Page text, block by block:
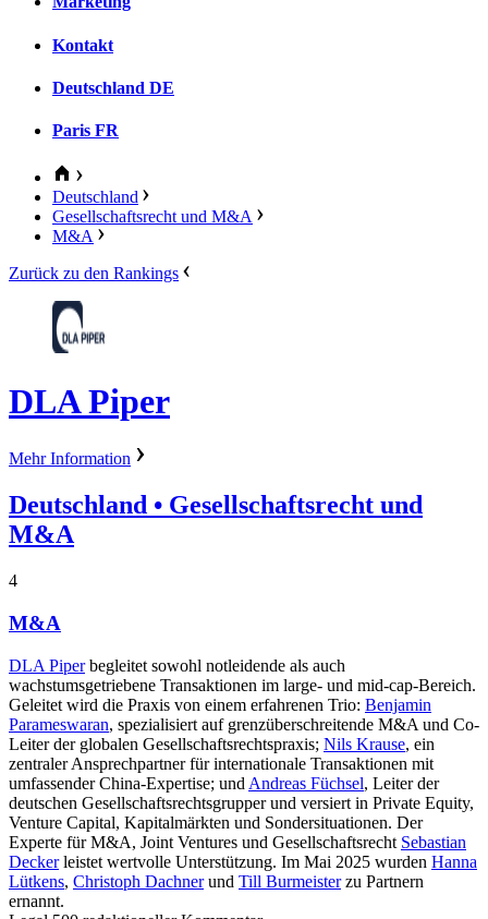
Kontakt
Deutschland DE
Paris FR
Deutschland
Gesellschaftsrecht und M&A
M&A
Zurück zu den Rankings
DLA Piper
Mehr Information
Deutschland • Gesellschaftsrecht und
M&A
4
M&A
DLA Piperbegleitet sowohl notleidende als auch
wachstumsgetriebene Transaktionen im large- und mid-cap-Bereich.
Geleitet wird die Praxis von einem erfahrenen Trio: Benjamin
Parameswaran, spezialisiert auf grenzüberschreitende M&A und Co-
Leiter der globalen Gesellschaftsrechtspraxis; Nils Krause, ein
zentraler Ansprechpartner für internationale Transaktionen mit
umfassender China-Expertise; und Andreas Füchsel, Leiter der
deutschen Gesellschaftsrechtsgrupper und versiert in Private Equity,
Venture Capital, Kapitalmärkten und Sondersituationen. Der
Experte für M&A, Joint Ventures und Gesellschaftsrecht Sebastian
Deckerleistet wertvolle Unterstützung. Im Mai 2025 wurden Hanna
Lütkens, Christoph Dachnerund Till Burmeisterzu Partnern
ernannt.